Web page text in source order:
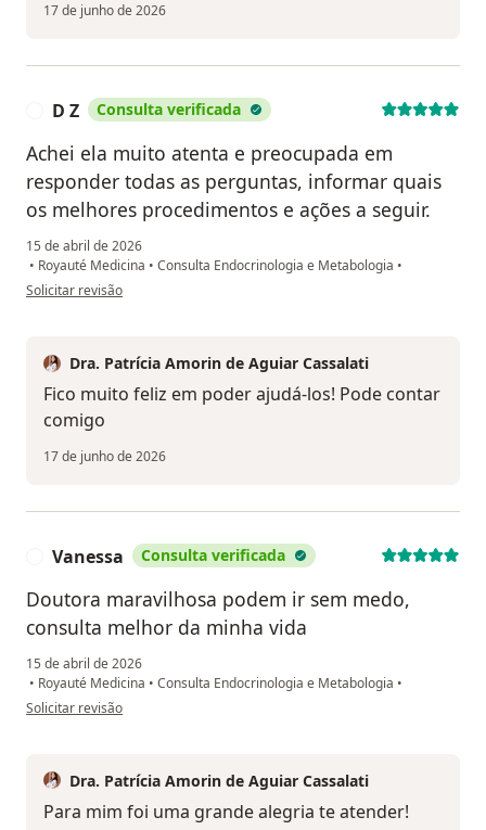
17 de junho de 2026
D Z Consulta verificada
Achei ela muito atenta e preocupada em
responder todas as perguntas, informar quais
os melhores procedimentos e ações a seguir.
15 de abril de 2026
• Royauté Medicina • Consulta Endocrinologia e Metabologia •
na opinião do utilizador D Z
Solicitar revisão
Dra. Patrícia Amorin de Aguiar Cassalati
Fico muito feliz em poder ajudá-los! Pode contar
comigo
17 de junho de 2026
Vanessa Consulta verificada
Doutora maravilhosa podem ir sem medo,
consulta melhor da minha vida
15 de abril de 2026
• Royauté Medicina • Consulta Endocrinologia e Metabologia •
na opinião do utilizador Vanessa
Solicitar revisão
Dra. Patrícia Amorin de Aguiar Cassalati
Para mim foi uma grande alegria te atender!